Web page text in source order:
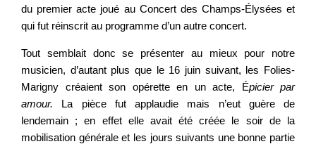
du premier acte joué au Concert des Champs-Élysées et
qui fut réinscrit au programme d’un autre concert.
Tout semblait donc se présenter au mieux pour notre
musicien, d’autant plus que le 16 juin suivant, les Folies-
Marigny créaient son opérette en un acte, Épicier par
amour. La pièce fut applaudie mais n’eut guère de
lendemain ; en effet elle avait été créée le soir de la
mobilisation générale et les jours suivants une bonne partie